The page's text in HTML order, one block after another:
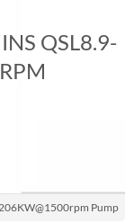
QSL8.9-
Pump